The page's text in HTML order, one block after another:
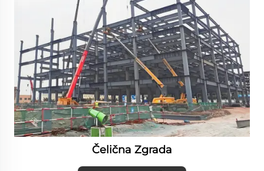
Čelična Zgrada